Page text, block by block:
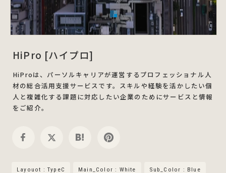
HiPro [ハイプロ]
HiProは、パーソルキャリアが運営するプロフェッショナル人
材の総合活用支援サービスです。スキルや経験を活かしたい個
人と複雑化する課題に対応したい企業のためにサービスと情報
をご紹介。
Layouot : TypeC Main_Color : White Sub_Color : Blue